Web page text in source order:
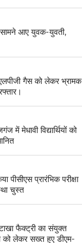
आए युवक-युवती,
गैस को लेकर भ्रामक
में मेधावी विद्यार्थियों को
पीसीएस प्रारंभिक परीक्षा
चुस्त
फैक्ट्री का संयुक्त
को लेकर सख्त हुए डीएम-